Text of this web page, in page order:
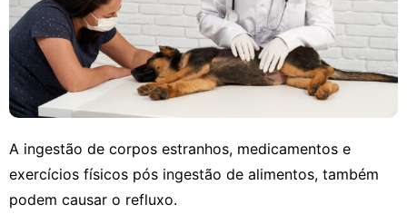
A ingestão de corpos estranhos, medicamentos e
exercícios físicos pós ingestão de alimentos, também
podem causar o refluxo.